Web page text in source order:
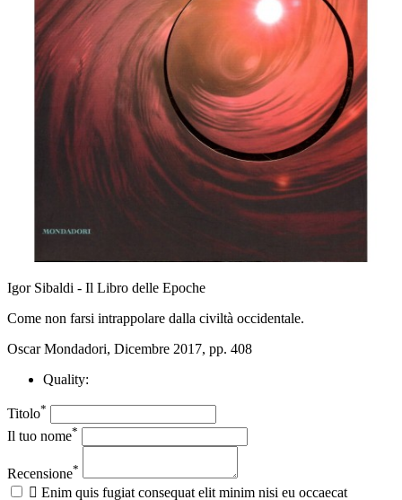
Igor Sibaldi - Il Libro delle Epoche
Come non farsi intrappolare dalla civiltà occidentale.
Oscar Mondadori, Dicembre 2017, pp. 408
Quality:
Titolo*
Il tuo nome*
Recensione*
 Enim quis fugiat consequat elit minim nisi eu occaecat